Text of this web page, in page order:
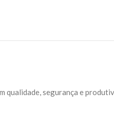
qualidade, segurança e